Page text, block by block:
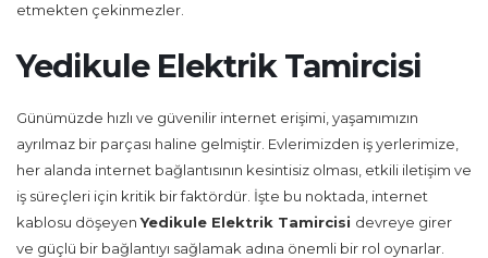
etmekten çekinmezler.
Yedikule Elektrik Tamircisi
Günümüzde hızlı ve güvenilir internet erişimi, yaşamımızın
ayrılmaz bir parçası haline gelmiştir. Evlerimizden iş yerlerimize,
her alanda internet bağlantısının kesintisiz olması, etkili iletişim ve
iş süreçleri için kritik bir faktördür. İşte bu noktada, internet
kablosu döşeyenYedikule Elektrik Tamircisi devreye girer
ve güçlü bir bağlantıyı sağlamak adına önemli bir rol oynarlar.